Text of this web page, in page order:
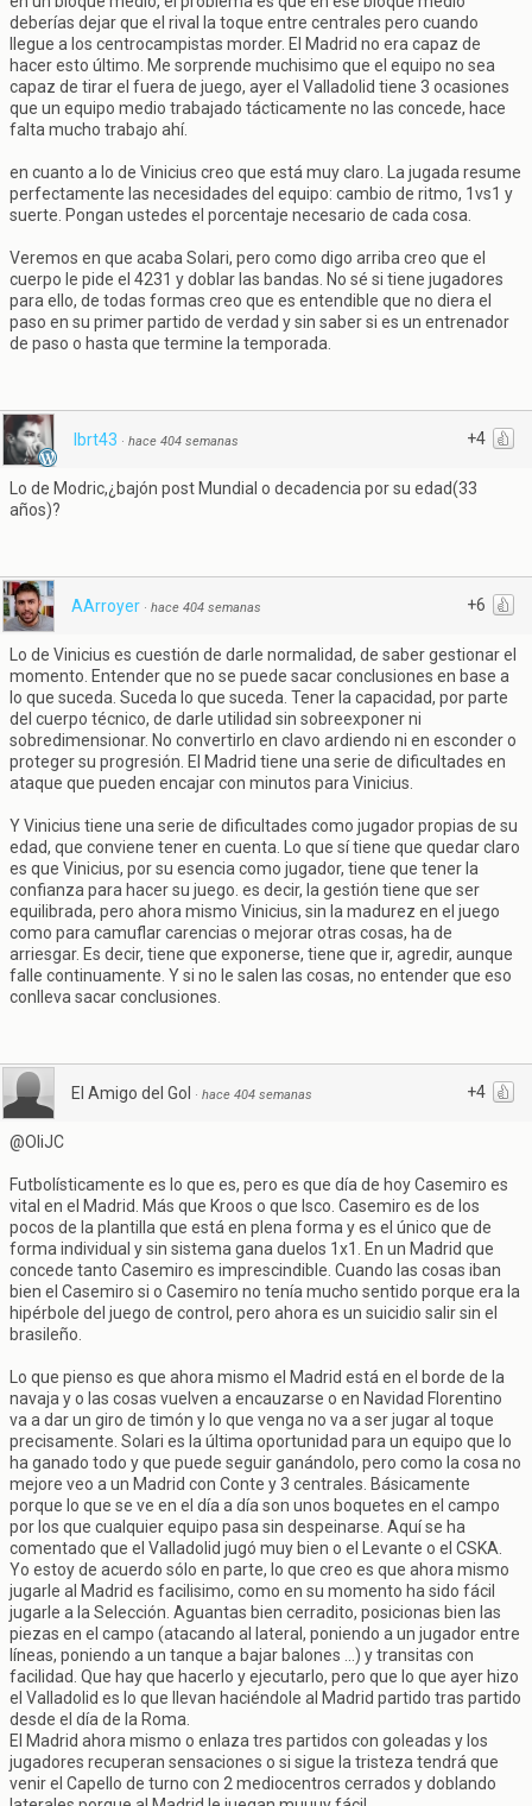
deberías dejar que el rival la toque entre centrales pero cuando
llegue a los centrocampistas morder. El Madrid no era capaz de
hacer esto último. Me sorprende muchisimo que el equipo no sea
capaz de tirar el fuera de juego, ayer el Valladolid tiene 3 ocasiones
que un equipo medio trabajado tácticamente no las concede, hace
falta mucho trabajo ahí.
en cuanto a lo de Vinicius creo que está muy claro. La jugada resume
perfectamente las necesidades del equipo: cambio de ritmo, 1vs1 y
suerte. Pongan ustedes el porcentaje necesario de cada cosa.
Veremos en que acaba Solari, pero como digo arriba creo que el
cuerpo le pide el 4231 y doblar las bandas. No sé si tiene jugadores
para ello, de todas formas creo que es entendible que no diera el
paso en su primer partido de verdad y sin saber si es un entrenador
de paso o hasta que termine la temporada.
+4
lbrt43 · hace 404 semanas
Lo de Modric,¿bajón post Mundial o decadencia por su edad(33
años)?
+6
AArroyer · hace 404 semanas
Lo de Vinicius es cuestión de darle normalidad, de saber gestionar el
momento. Entender que no se puede sacar conclusiones en base a
lo que suceda. Suceda lo que suceda. Tener la capacidad, por parte
del cuerpo técnico, de darle utilidad sin sobreexponer ni
sobredimensionar. No convertirlo en clavo ardiendo ni en esconder o
proteger su progresión. El Madrid tiene una serie de dificultades en
ataque que pueden encajar con minutos para Vinicius.
Y Vinicius tiene una serie de dificultades como jugador propias de su
edad, que conviene tener en cuenta. Lo que sí tiene que quedar claro
es que Vinicius, por su esencia como jugador, tiene que tener la
confianza para hacer su juego. es decir, la gestión tiene que ser
equilibrada, pero ahora mismo Vinicius, sin la madurez en el juego
como para camuflar carencias o mejorar otras cosas, ha de
arriesgar. Es decir, tiene que exponerse, tiene que ir, agredir, aunque
falle continuamente. Y si no le salen las cosas, no entender que eso
conlleva sacar conclusiones.
+4
El Amigo del Gol · hace 404 semanas
@OliJC
Futbolísticamente es lo que es, pero es que día de hoy Casemiro es
vital en el Madrid. Más que Kroos o que Isco. Casemiro es de los
pocos de la plantilla que está en plena forma y es el único que de
forma individual y sin sistema gana duelos 1x1. En un Madrid que
concede tanto Casemiro es imprescindible. Cuando las cosas iban
bien el Casemiro si o Casemiro no tenía mucho sentido porque era la
hipérbole del juego de control, pero ahora es un suicidio salir sin el
brasileño.
Lo que pienso es que ahora mismo el Madrid está en el borde de la
navaja y o las cosas vuelven a encauzarse o en Navidad Florentino
va a dar un giro de timón y lo que venga no va a ser jugar al toque
precisamente. Solari es la última oportunidad para un equipo que lo
ha ganado todo y que puede seguir ganándolo, pero como la cosa no
mejore veo a un Madrid con Conte y 3 centrales. Básicamente
porque lo que se ve en el día a día son unos boquetes en el campo
por los que cualquier equipo pasa sin despeinarse. Aquí se ha
comentado que el Valladolid jugó muy bien o el Levante o el CSKA.
Yo estoy de acuerdo sólo en parte, lo que creo es que ahora mismo
jugarle al Madrid es facilisimo, como en su momento ha sido fácil
jugarle a la Selección. Aguantas bien cerradito, posicionas bien las
piezas en el campo (atacando al lateral, poniendo a un jugador entre
líneas, poniendo a un tanque a bajar balones ...) y transitas con
facilidad. Que hay que hacerlo y ejecutarlo, pero que lo que ayer hizo
el Valladolid es lo que llevan haciéndole al Madrid partido tras partido
desde el día de la Roma.
El Madrid ahora mismo o enlaza tres partidos con goleadas y los
jugadores recuperan sensaciones o si sigue la tristeza tendrá que
venir el Capello de turno con 2 mediocentros cerrados y doblando